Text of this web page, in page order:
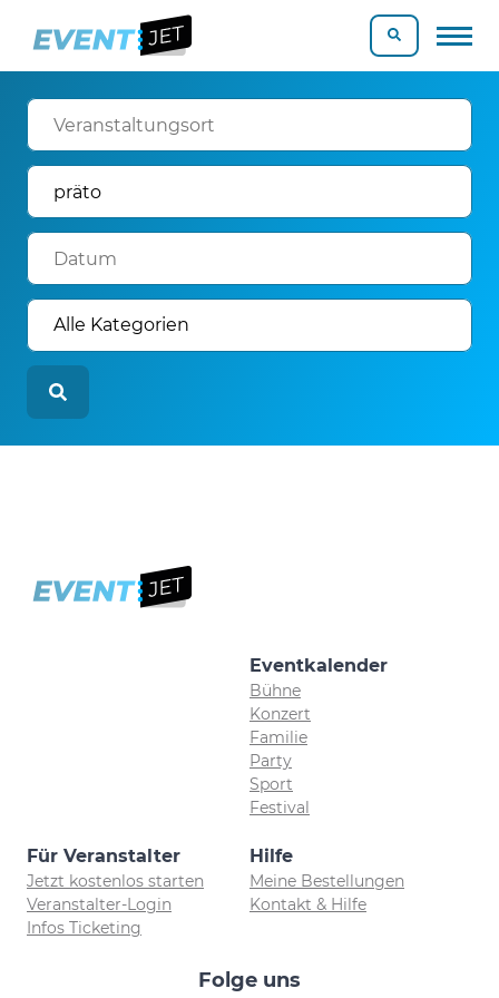
Eventkalender
Bühne
Konzert
Familie
Party
Sport
Festival
Für Veranstalter
Jetzt kostenlos starten
Veranstalter-Login
Infos Ticketing
Hilfe
Meine Bestellungen
Kontakt & Hilfe
Folge uns